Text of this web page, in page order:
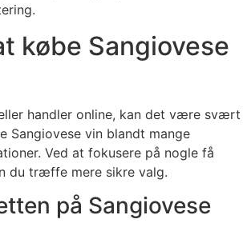
købe Sangiovese
handler online, kan det være svært
Sangiovese vin blandt mange
Ved at fokusere på nogle få
du træffe mere sikre valg.
på Sangiovese